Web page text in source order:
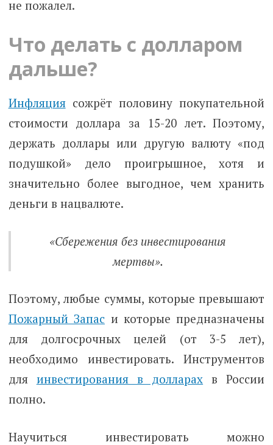
не пожалел.
Что делать с долларом
дальше?
Инфляциясожрёт половину покупательной
стоимости доллара за 15-20 лет. Поэтому,
держать доллары или другую валюту «под
подушкой» дело проигрышное, хотя и
значительно более выгодное, чем хранить
деньги в нацвалюте.
«Сбережения без инвестирования
мертвы».
Поэтому, любые суммы, которые превышают
Пожарный Запас и которые предназначены
для долгосрочных целей (от 3-5 лет),
необходимо инвестировать. Инструментов
для инвестирования в долларах в России
полно.
Научиться инвестировать можно